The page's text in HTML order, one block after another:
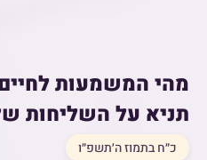
מהי המשמעות
תניא על השליחות
כ״ח בתמוז ה׳תשפ״ו